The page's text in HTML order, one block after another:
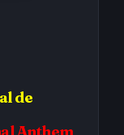
de
Anthem